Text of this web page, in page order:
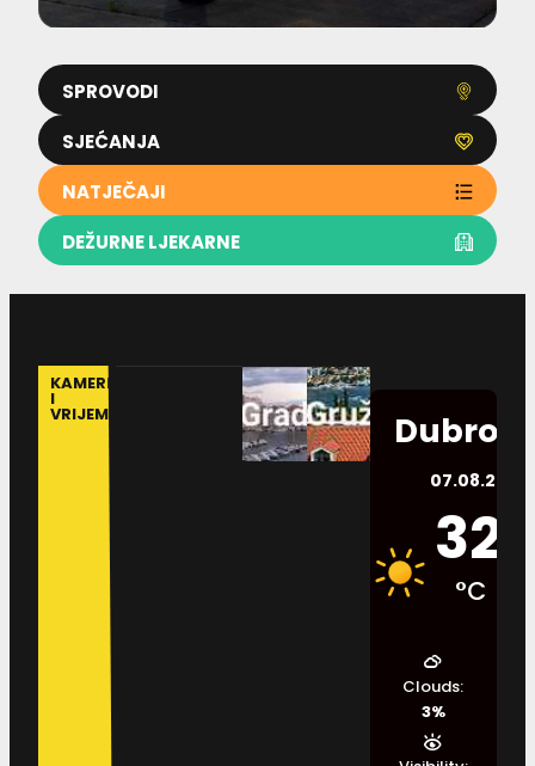
SPROVODI
SJEĆANJA
NATJEČAJI
DEŽURNE LJEKARNE
KAMERE
I
VRIJEME
07.08.2026.
32
°C
Clouds:
3%